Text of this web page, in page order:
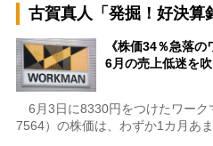
古賀真人「発掘！好決算
《株価34％急落
6月の売上低迷を
6月3日に8330円をつけたワーク
7564）の株価は、わずか1カ月あ